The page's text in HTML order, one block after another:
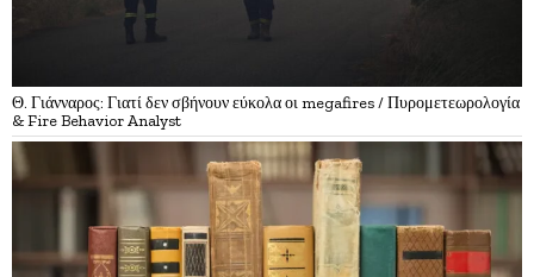
Θ. Γιάνναρος: Γιατί δεν σβήνουν εύκολα οι megafires / Πυρομετεωρολογία
& Fire Behavior Analyst